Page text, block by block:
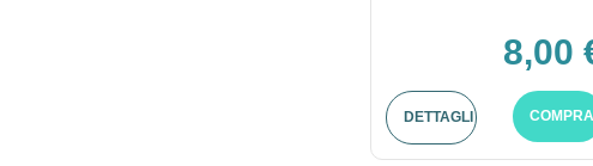
8,00
DETTAGLI COMPRA